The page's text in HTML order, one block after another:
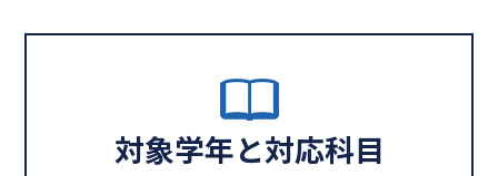
対象学年と対応科目